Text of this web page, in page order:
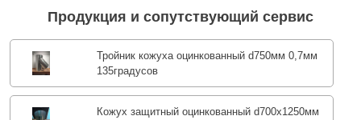
Продукция и сопутствующий сервис
Тройник кожуха оцинкованный d750мм 0,7мм
135градусов
Кожух защитный оцинкованный d700х1250мм